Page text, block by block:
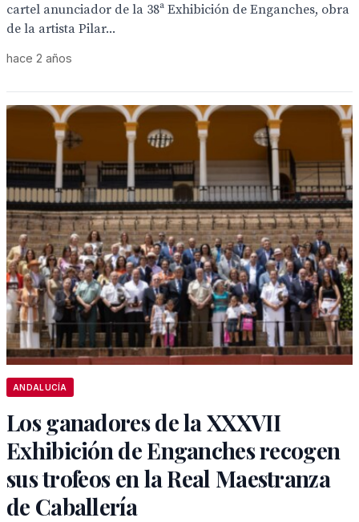
cartel anunciador de la 38ª Exhibición de Enganches, obra
de la artista Pilar...
hace 2 años
ANDALUCÍA
Los ganadores de la XXXVII
Exhibición de Enganches recogen
sus trofeos en la Real Maestranza
de Caballería